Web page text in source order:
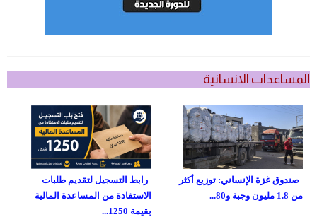
المساعدات الانسانية
رابط التسجيل لتقديم طلبات
الاستفادة من المساعدة المالية
بقيمة 1250...
صندوق غزة الإنساني: توزيع أكثر
من 1.8 مليون وجبة و80...